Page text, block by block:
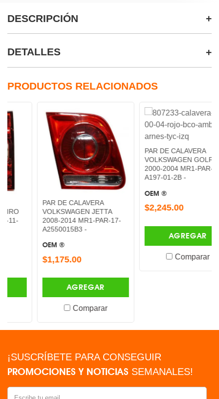
DESCRIPCIÓN
DETALLES
PRODUCTOS RELACIONADOS
PAR DE CALAVERA
VOLKSWAGEN JETTA
2008-2014 MR1-PAR-17-
A2550015B3 -
$1,175.00
AGREGAR
Comparar
PAR DE CALAVERA
VOLKSWAGEN GOLF
2000-2004 MR1-PAR-11-
A197-01-2B -
$2,245.00
AGREGAR
Comparar
¡SUSCRÍBETE PARA CONSEGUIR
PROMOCIONES Y NOTICIAS SEMANALES!